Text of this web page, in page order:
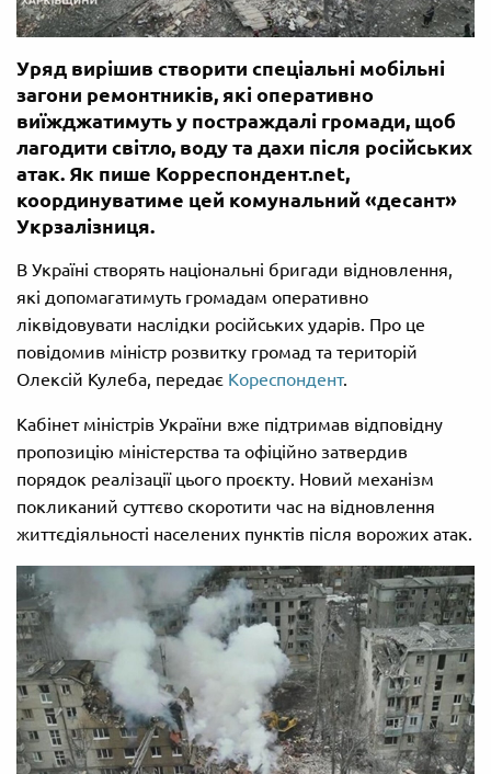
Уряд вирішив створити спеціальні мобільні
загони ремонтників, які оперативно
виїжджатимуть у постраждалі громади, щоб
лагодити світло, воду та дахи після російських
атак. Як пише Корреспондент.net,
координуватиме цей комунальний «десант»
Укрзалізниця.
В Україні створять національні бригади відновлення,
які допомагатимуть громадам оперативно
ліквідовувати наслідки російських ударів. Про це
повідомив міністр розвитку громад та територій
Олексій Кулеба, передає Кореспондент.
Кабінет міністрів України вже підтримав відповідну
пропозицію міністерства та офіційно затвердив
порядок реалізації цього проєкту. Новий механізм
покликаний суттєво скоротити час на відновлення
життєдіяльності населених пунктів після ворожих атак.